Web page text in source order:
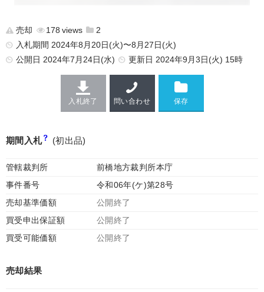
売却 178
2
入札期間 2024年8月20日(火)〜8月27日(火)
公開日 2024年7月24日(水) 更新日 2024年9月3日(火) 15時
入札終了 問い合わせ
期間入札 (初出品)
管轄裁判所
前橋地方裁判所本庁
事件番号
令和06年(ケ)第28号
売却基準価額
公開終了
買受申出保証額
公開終了
買受可能価額
公開終了
売却結果